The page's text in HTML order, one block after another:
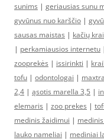
sunims | geriausias sunu
gyvūnus nuo karščio |
sausas maistas | kačių
| perkamiausios internetu
zooprekės | issirinkti |
tofu | odontologai |
2,4 | ąsotis marella 3,5 |
elemaris | zoo prekes |
medinis žaidimui |
lauko nameliai | mediniai